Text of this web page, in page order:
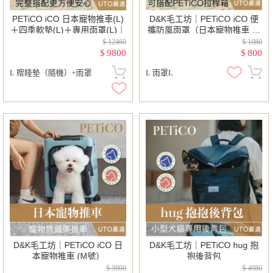
PETiCO iCO 日本寵物推車(L)
＋四季軟墊(L)＋專用雨罩(L)｜
$ 12460
$ 9800
L 贈睡墊（隨機）+雨罩
D&K毛工坊｜PETiCO iCO 便
攜防風雨罩（日本寵物推車 專
$ 1080
$ 800
L 雨罩L
D&K毛工坊｜PETiCO iCO 日
本寵物推車 (M號）
$ 9800
D&K毛工坊｜PETiCO hug 抱
抱後背包
$ 4980